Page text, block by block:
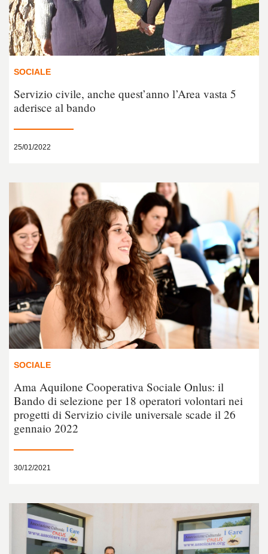
SOCIALE
Servizio civile, anche quest’anno l’Area vasta 5
aderisce al bando
25/01/2022
SOCIALE
Ama Aquilone Cooperativa Sociale Onlus: il
Bando di selezione per 18 operatori volontari nei
progetti di Servizio civile universale scade il 26
gennaio 2022
30/12/2021